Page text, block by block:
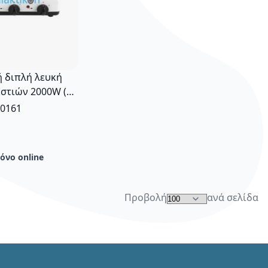
διπλή λευκή
2000W (Φ
(Φ 145mm)
online
Προβολή ανά σελίδα